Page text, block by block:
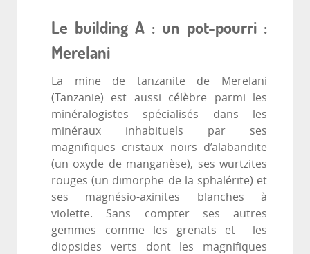
Le building A : un pot-pourri :
Merelani
La mine de tanzanite de Merelani
(Tanzanie) est aussi célèbre parmi les
minéralogistes spécialisés dans les
minéraux inhabituels par ses
magnifiques cristaux noirs d’alabandite
(un oxyde de manganèse), ses wurtzites
rouges (un dimorphe de la sphalérite) et
ses magnésio-axinites blanches à
violette. Sans compter ses autres
gemmes comme les grenats et les
diopsides verts dont les magnifiques